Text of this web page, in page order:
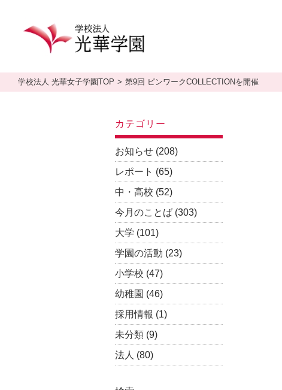
学校法人 光華女子学園TOP 第9回 ピンワークCOLLECTIONを開催
カテゴリー
お知らせ (208)
レポート (65)
中・高校 (52)
今月のことば (303)
大学 (101)
学園の活動 (23)
小学校 (47)
幼稚園 (46)
採用情報 (1)
未分類 (9)
法人 (80)